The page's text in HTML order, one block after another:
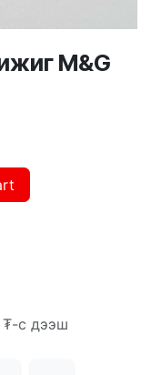
M&G
₮-с дээш